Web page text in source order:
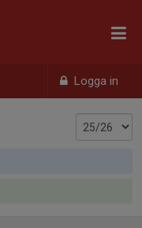
Logga in